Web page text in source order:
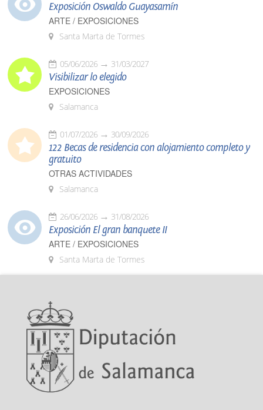
Exposición Oswaldo Guayasamín
ARTE / EXPOSICIONES
Santa Marta de Tormes
05/06/2026 31/03/2027
Visibilizar lo elegido
EXPOSICIONES
Salamanca
01/07/2026 30/09/2026
122 Becas de residencia con alojamiento completo y
gratuito
OTRAS ACTIVIDADES
Salamanca
26/06/2026 31/08/2026
Exposición El gran banquete II
ARTE / EXPOSICIONES
Santa Marta de Tormes